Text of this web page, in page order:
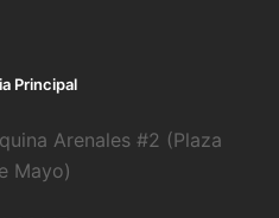
Principal
Arenales #2 (Plaza
Mayo)